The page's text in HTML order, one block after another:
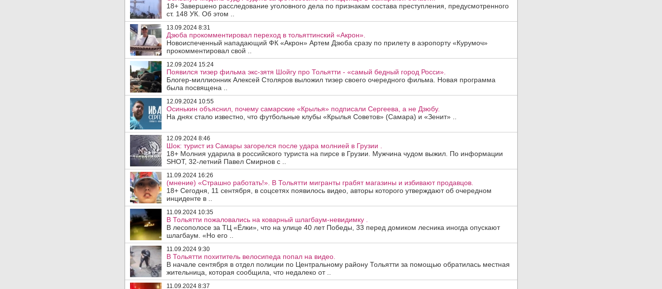
18+ Завершено расследование уголовного дела по признакам состава преступления, предусмотренного
ст. 148 УК. Об этом ..
13.09.2024 8:31
Дзюба прокомментировал переход в тольяттинский «Акрон».
Новоиспеченный нападающий ФК «Акрон» Артем Дзюба сразу по прилету в аэропорту «Курумоч»
прокомментировал свой ..
12.09.2024 15:24
Появился тизер фильма экс-зятя Шойгу про Тольятти - «самый бедный город Росси».
Блогер-миллионник Алексей Столяров выложил тизер своего очередного фильма. Новая программа
была посвящена ..
12.09.2024 10:55
Осинькин объяснил, почему самарские «Крылья» подписали Сергеева, а не Дзюбу.
На днях стало известно, что футбольные клубы «Крылья Советов» (Самара) и «Зенит» ..
12.09.2024 8:46
Шок: турист из Самары загорелся после удара молнией в Грузии .
18+ Молния ударила в российского туриста на пирсе в Грузии. Мужчина чудом выжил. По информации
SHOT, 32-летний Павел Смирнов с ..
11.09.2024 16:26
(мнение) «Страшно работать!». В Тольятти мигранты грабят магазины и избивают продавцов.
18+ Сегодня, 11 сентября, в соцсетях появилось видео, авторы которого утверждают об очередном
инциденте в ..
11.09.2024 10:35
В Тольятти пожаловались на коварный шлагбаум-невидимку .
В лесополосе за ТЦ «Ёлки», что на улице 40 лет Победы, 33 перед домиком лесника иногда опускают
шлагбаум. «Но его ..
11.09.2024 9:30
В Тольятти похититель велосипеда попал на видео.
В начале сентября в отдел полиции по Центральному району Тольятти за помощью обратилась местная
жительница, которая сообщила, что недалеко от ..
11.09.2024 8:37